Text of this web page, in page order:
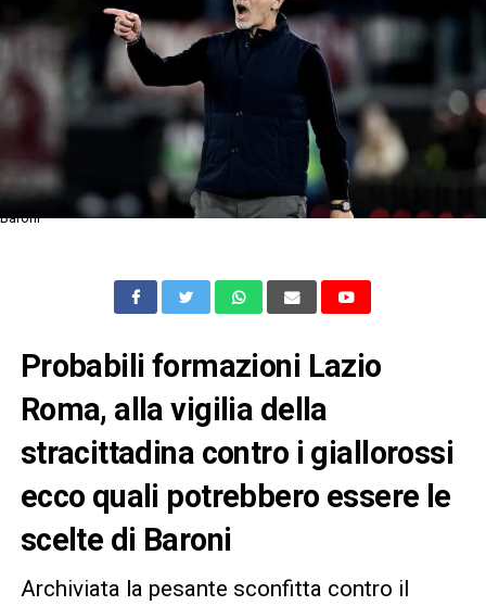
Baroni
Probabili formazioni Lazio
Roma, alla vigilia della
stracittadina contro i giallorossi
ecco quali potrebbero essere le
scelte di Baroni
Archiviata la pesante sconfitta contro il